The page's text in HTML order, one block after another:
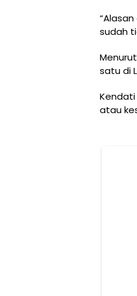
sudah
satu di
atau